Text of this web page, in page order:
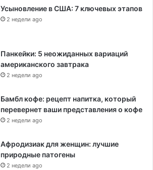
Усыновление в США: 7 ключевых этапов
2 недели ago
Панкейки: 5 неожиданных вариаций
американского завтрака
2 недели ago
Бамбл кофе: рецепт напитка, который
перевернет ваши представления о кофе
2 недели ago
Афродизиак для женщин: лучшие
природные патогены
2 недели ago